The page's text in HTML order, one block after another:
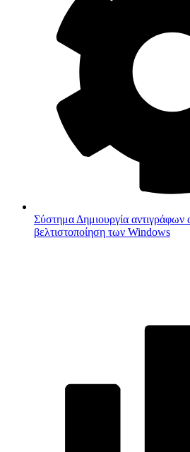
Σύστημα Δημιουργία αντιγράφων
βελτιστοποίηση των Windows